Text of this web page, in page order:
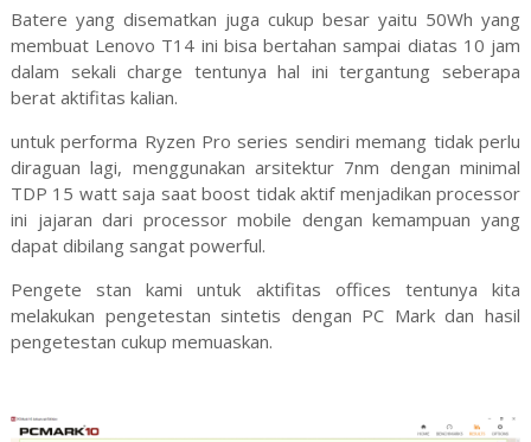
Batere yang disematkan juga cukup besar yaitu 50Wh yang
membuat Lenovo T14 ini bisa bertahan sampai diatas 10 jam
dalam sekali charge tentunya hal ini tergantung seberapa
berat aktifitas kalian.
untuk performa Ryzen Pro series sendiri memang tidak perlu
diraguan lagi, menggunakan arsitektur 7nm dengan minimal
TDP 15 watt saja saat boost tidak aktif menjadikan processor
ini jajaran dari processor mobile dengan kemampuan yang
dapat dibilang sangat powerful.
Pengete stan kami untuk aktifitas offices tentunya kita
melakukan pengetestan sintetis dengan PC Mark dan hasil
pengetestan cukup memuaskan.